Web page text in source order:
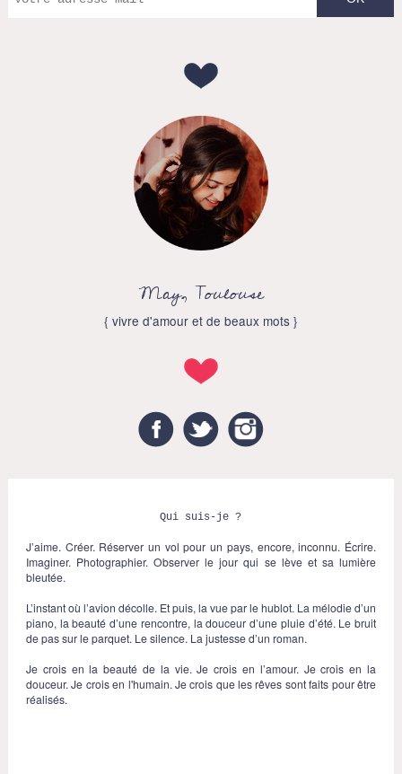
May, Toulouse
{ vivre d'amour et de beaux mots }
FacebookTwitter
Qui suis-je ?
J’aime. Créer. Réserver un vol pour un pays, encore, inconnu. Écrire.
Imaginer. Photographier. Observer le jour qui se lève et sa lumière
bleutée.
L’instant où l’avion décolle. Et puis, la vue par le hublot. La mélodie d’un
piano, la beauté d’une rencontre, la douceur d’une pluie d’été. Le bruit
de pas sur le parquet. Le silence. La justesse d’un roman.
Je crois en la beauté de la vie. Je crois en l’amour. Je crois en la
douceur. Je crois en l'humain. Je crois que les rêves sont faits pour être
réalisés.